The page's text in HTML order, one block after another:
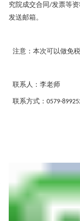
究院成交合同 /发票等
发送邮箱。
注意：本次可以做免
联系人：李老师
联系方式： 0579-